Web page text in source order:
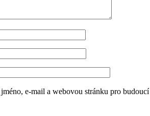
e-mail a webovou stránku pro budoucí